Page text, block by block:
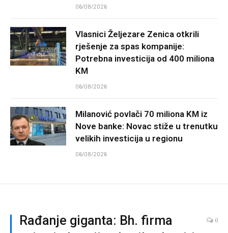
06/08/2026
Vlasnici Željezare Zenica otkrili
rješenje za spas kompanije:
Potrebna investicija od 400 miliona
KM
06/08/2026
Milanović povlači 70 miliona KM iz
Nove banke: Novac stiže u trenutku
velikih investicija u regionu
06/08/2026
Rađanje giganta: Bh. firma
0